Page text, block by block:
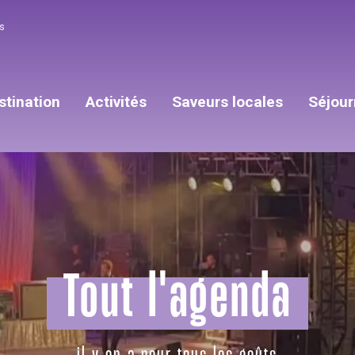
Activités Saveurs locales
Tout l'agenda